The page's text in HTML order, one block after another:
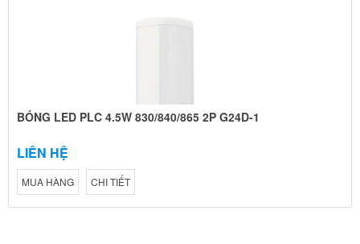
BÓNG LED PLC 4.5W 830/840/865 2P G24D-1
LIÊN HỆ
MUA HÀNG CHI TIẾT